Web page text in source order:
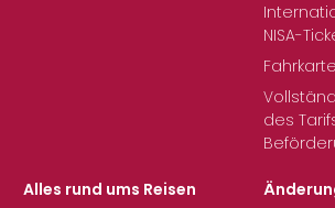
NISA-
des
Alles rund ums Reisen